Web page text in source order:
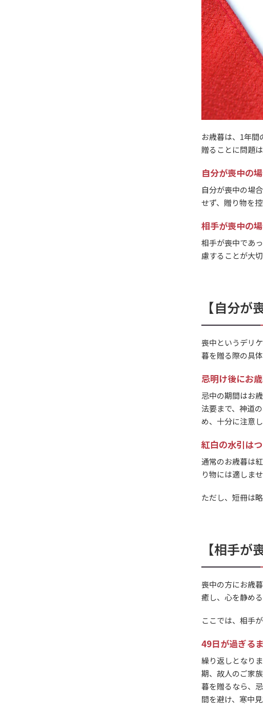
お歳暮は、1年
贈ることに問題
自分が喪中の
自分が喪中の場
せず、贈り物を
相手が喪中の
相手が喪中であ
慮することが大
【自分
喪中というデリ
暮を贈る際の具
忌明け後にお
忌中の期間はお
法要まで、神道
め、十分に注意し
紅白の水引は
通常のお歳暮は
り物には適しま
ただし、短冊は
【相手
喪中の方にお歳
癒し、心を静め
ここでは、相手
49日が過ぎる
繰り返しとなり
期、故人のご家
暮を贈るなら、
間を避け、寒中